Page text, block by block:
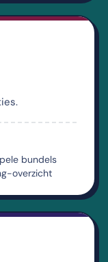
bundels
overzicht